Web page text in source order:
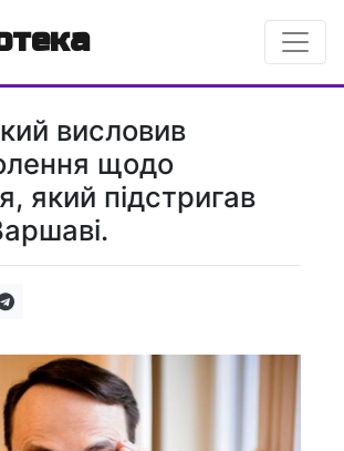
висловив
щодо
який підстригав